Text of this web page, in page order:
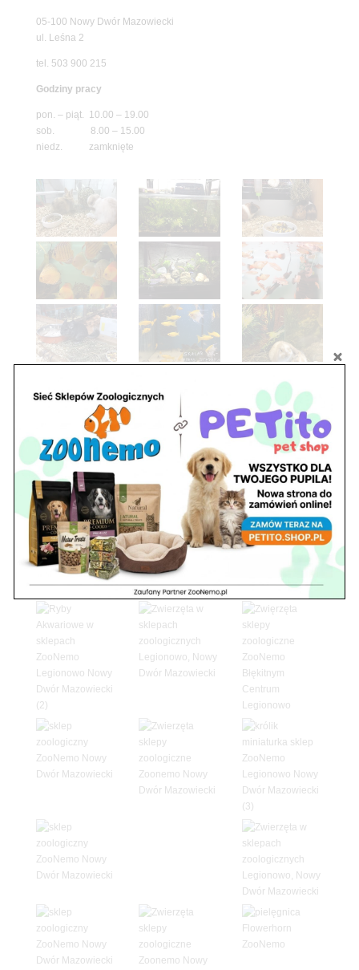
05-100 Nowy Dwór Mazowiecki
ul. Leśna 2
tel. 503 900 215
Godziny pracy
pon. – piąt. 10.00 – 19.00
sob. 8.00 – 15.00
niedz. zamknięte